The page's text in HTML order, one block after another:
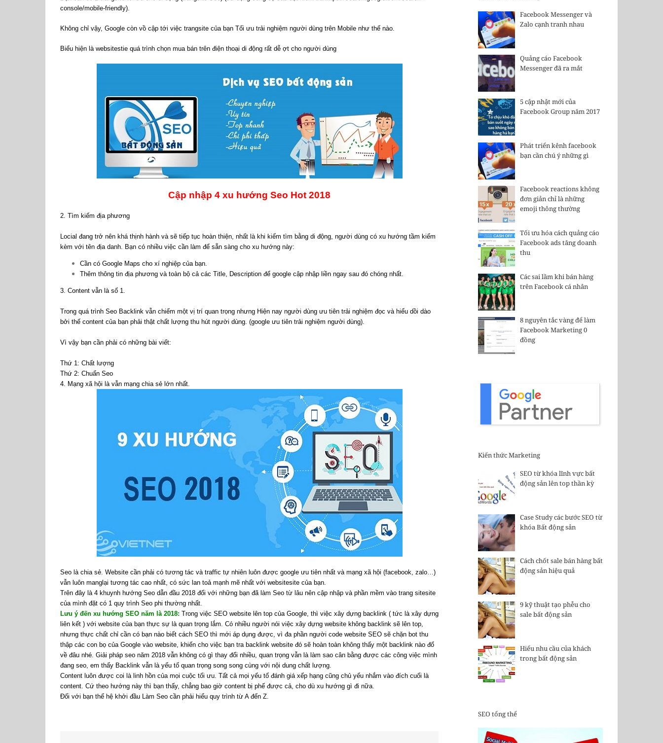
console/mobile-friendly).
Không chỉ vậy, Google còn vồ cập tới việc trangsite của bạn Tối ưu trải nghiệm người dùng trên Mobile như thế nào.
Biểu hiện là websitestie quá trình chọn mua bán trên điện thoại di động rất dễ ợt cho người dùng
Cập nhập 4 xu hướng Seo Hot 2018
2. Tìm kiếm địa phương
Locial đang trở nên khá thịnh hành và sẽ tiếp tục hoàn thiện, nhất là khi kiếm tìm bằng di động, người dùng có xu hướng tầm kiếm
kèm với tên địa danh. Bạn có nhiều việc cần làm để sẵn sàng cho xu hướng này:
Cần có Google Maps cho xí nghiệp của bạn.
Thêm thông tin địa phương và toàn bộ cả các Title, Description để google cập nhập liền ngay sau đó chóng nhất.
3. Content vẫn là số 1.
Trong quá trình Seo Backlink vẫn chiếm một vị trí quan trọng nhưng Hiện nay người dùng ưu tiên trải nghiệm đọc và hiểu dồi dào
bởi thế content của bạn phải thật chất lượng thu hút người dùng. (google ưu tiên trải nghiệm người dùng).
Vì vậy bạn cần phải có những bài viết:
Thứ 1: Chất lượng
Thứ 2: Chuẩn Seo
4. Mạng xã hội là vẫn mạng chia sẻ lớn nhất.
Seo là chia sẻ. Website cần phải có tương tác và traffic tự nhiên luôn được google ưu tiên nhất và mạng xã hội (facebook, zalo…)
vẫn luôn manglại tương tác cao nhất, có sức lan toả mạnh mẽ nhất với websitesite của bạn.
Trên đây là 4 khuynh hướng Seo dẫn đầu 2018 đối với những bạn đã làm Seo từ lâu nên cập nhập và phần mềm vào trang sitesite
của mình đặt có 1 quy trình Seo phi thường nhất.
Lưu ý đến xu hướng SEO năm là 2018: Trong việc SEO website lên top của Google, thì việc xây dựng backlink ( tức là xây dựng
liên kết ) với website của bạn thực sự là quan trọng lắm. Có nhiều người nói việc xây dựng website không backlink sẽ lên top,
nhưng thực chất chỉ cần có bạn nào biết cách SEO thì mới áp dụng được, vì đa phần người code website SEO sẽ chặn bot thu
thập các con bọ của Google vào website, khiến cho việc bạn tra backlink website đó sẽ hoàn toàn không thấy một backlink nào đổ
về đâu nhé. Giải pháp seo năm 2018 vẫn không có gì thay đổi nhiều, quan trọng vẫn là làm sao cân bằng được các công việc mình
đang seo, em thấy Backlink vẫn là yếu tố quan trọng song song cùng với nội dung chất lượng.
Content luôn được coi là linh hồn của mọi cuộc tối ưu. Tất cả mọi yếu tố đánh giá xếp hạng cũng chủ yếu nhắm vào đích cuối là
content. Cứ theo hướng này thì bạn thấy, chẳng bao giờ content bị phế được cả, cho dù xu hướng gì đi nữa.
Đối với bạn thế hệ khởi đầu Làm Seo cần phải hiểu quy trình từ A đến Z.
Facebook Messenger và
Zalo cạnh tranh nhau
Quảng cáo Facebook
Messenger đã ra mắt
5 cập nhật mới của
Facebook Group năm 2017
Phát triển kênh facebook
bạn cần chú ý những gì
Facebook reactions không
đơn giản chỉ là những
emoji thông thường
Tối ưu hóa cách quảng cáo
Facebook ads tăng doanh
thu
Các sai lầm khi bán hàng
trên Facebook cá nhân
8 nguyên tắc vàng để làm
Facebook Marketing 0
đồng
Kiến thức Marketing
SEO từ khóa lĩnh vực bất
động sản lên top thần kỳ
Case Study các bước SEO từ
khóa Bất động sản
Cách chốt sale bán hàng bất
động sản hiệu quả
9 kỹ thuật tạo phễu cho
sale bất động sản
Hiểu nhu cầu của khách
trong bất động sản
SEO tổng thể